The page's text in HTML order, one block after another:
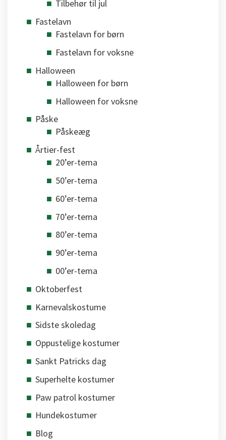
Tilbehør til jul
Fastelavn
Fastelavn for børn
Fastelavn for voksne
Halloween
Halloween for børn
Halloween for voksne
Påske
Påskeæg
Årtier-fest
20’er-tema
50’er-tema
60’er-tema
70’er-tema
80’er-tema
90’er-tema
00’er-tema
Oktoberfest
Karnevalskostume
Sidste skoledag
Oppustelige kostumer
Sankt Patricks dag
Superhelte kostumer
Paw patrol kostumer
Hundekostumer
Blog